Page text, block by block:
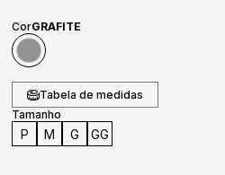
CorGRAFITE
Tabela de medidas
Tamanho
P M G GG